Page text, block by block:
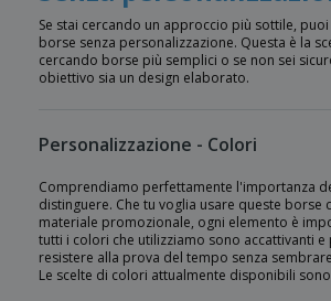
Se stai cercando un approccio più sottile,
borse senza personalizzazione. Questa è la
cercando borse più semplici o se non sei
obiettivo sia un design elaborato.
Personalizzazione - Colori
Comprendiamo perfettamente l'importanza
distinguere. Che tu voglia usare queste borse
materiale promozionale, ogni elemento è
tutti i colori che utilizziamo sono accattivanti
resistere alla prova del tempo senza
Le scelte di colori attualmente disponibili